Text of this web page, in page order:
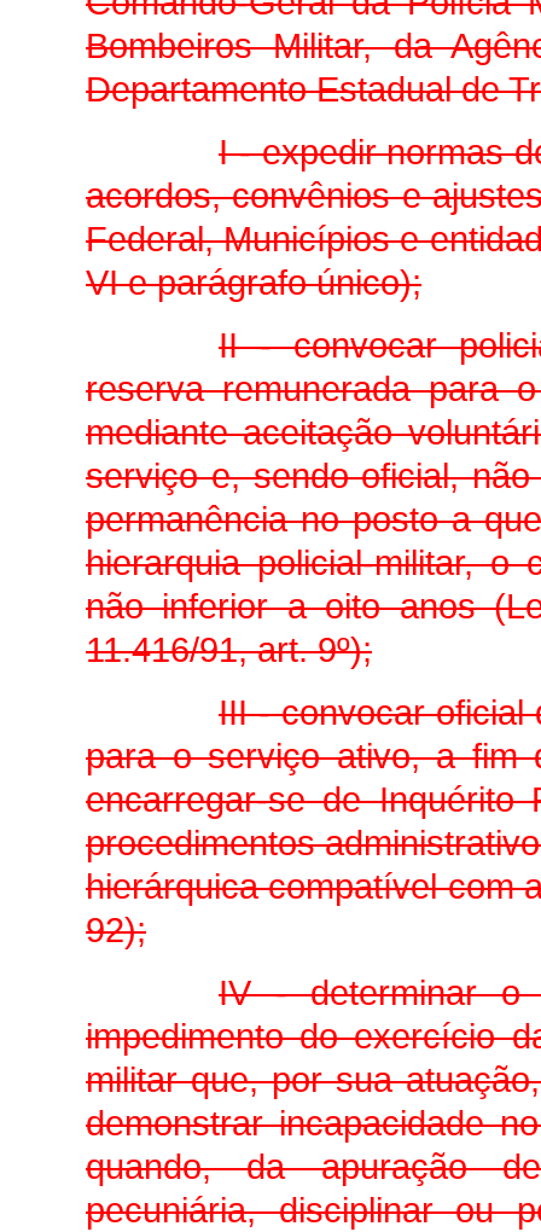
Bombeiros Militar, da
Departamento Estadual de
I - expedir normas
acordos, convênios e
Federal, Municípios e
VI e parágrafo único);
II - convocar
reserva remunerada para
mediante aceitação
serviço e, sendo oficial,
permanência no posto a
hierarquia policial-militar, o
não inferior a oito anos
11.416/91, art. 9º);
III - convocar oficial
para o serviço ativo, a fim
encarregar-se de Inquérito
procedimentos
hierárquica compatível com
92);
IV - determinar o
impedimento do exercício
militar que, por sua
demonstrar incapacidade
quando, da apuração
pecuniária, disciplinar ou